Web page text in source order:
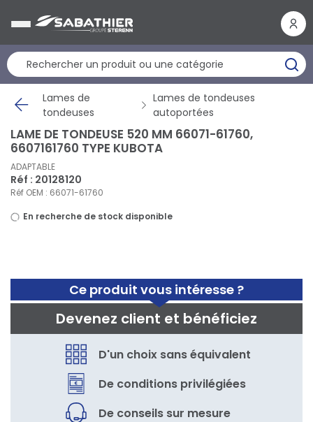
Lames de
tondeuses
Lames de tondeuses
autoportées
Ce produit vous intéresse ?
Devenez client et bénéficiez
D'un choix sans équivalent
De conditions privilégiées
De conseils sur mesure
LAME DE TONDEUSE 520 MM 66071-61760,
6607161760 TYPE KUBOTA
ADAPTABLE
Réf : 20128120
Réf OEM : 66071-61760
En recherche de stock disponible